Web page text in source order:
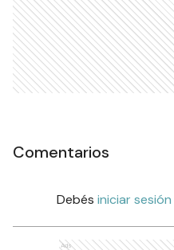
Comentarios
Debés iniciar sesión
Ads